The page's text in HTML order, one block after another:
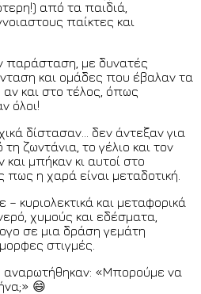
από τα παιδιά,
παίκτες και
παράσταση, με δυνατές
και ομάδες που έβαλαν τα
αν και στο τέλος, όπως
όλοι!
δίστασαν… δεν άντεξαν για
ζωντάνια, το γέλιο και τον
μπήκαν κι αυτοί στο
πως η χαρά είναι μεταδοτική.
– κυριολεκτικά και μεταφορικά
χυμούς και εδέσματα,
σε μια δράση γεμάτη
στιγμές.
αναρωτήθηκαν: «Μπορούμε να
😄